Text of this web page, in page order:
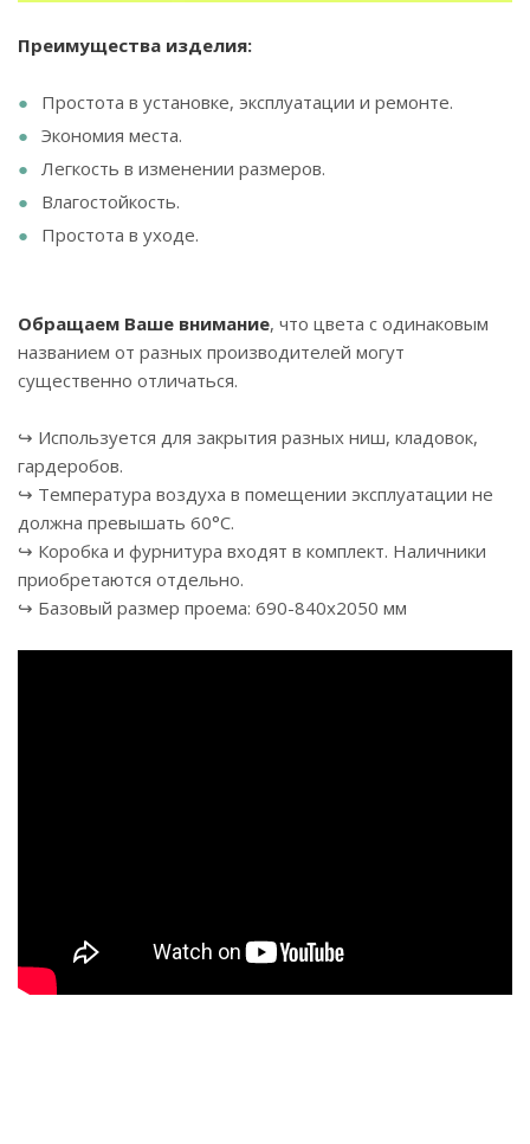
Преимущества изделия:
Простота в установке, эксплуатации и ремонте.
Экономия места.
Легкость в изменении размеров.
Влагостойкость.
Простота в уходе.
Обращаем Ваше внимание, что цвета с одинаковым
названием от разных производителей могут
существенно отличаться.
↪ Используется для закрытия разных ниш, кладовок,
гардеробов.
↪ Температура воздуха в помещении эксплуатации не
должна превышать 60°С.
↪ Коробка и фурнитура входят в комплект. Наличники
приобретаются отдельно.
↪ Базовый размер проема: 690-840х2050 мм